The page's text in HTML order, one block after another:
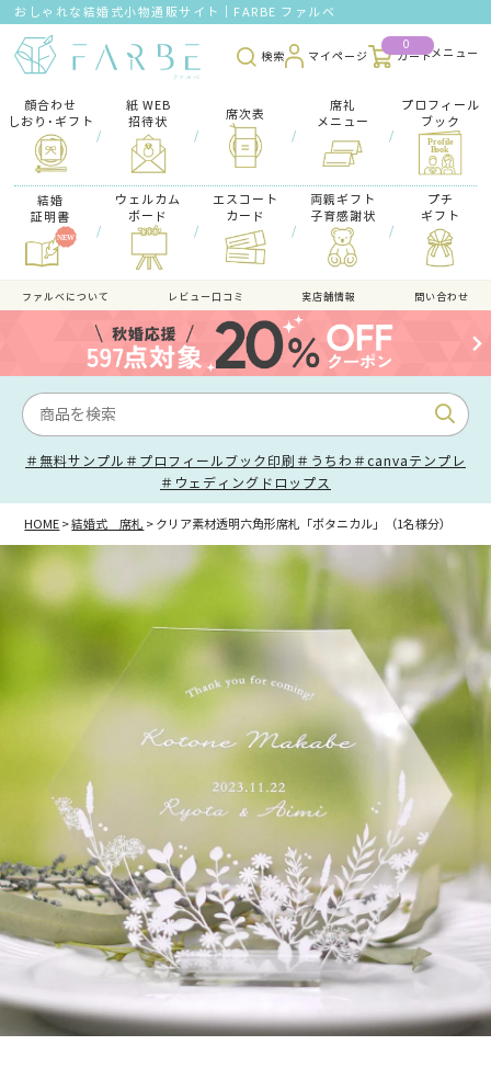
おしゃれな結婚式小物通販サイト｜FARBE ファルベ
検索 マイページ
0
カート
顔合わせ
しおり･ギフト
/
紙 WEB
招待状
/
席次表
/
席礼
メニュー
/
プロフィール
ブック
結婚
証明書
/
ウェルカム
ボード
/
エスコート
カード
/
両親ギフト
子育感謝状
/
プチ
ギフト
ファルべについて レビュー口コミ 実店舗情報 問い合わせ
＃無料サンプル ＃プロフィールブック印刷 ＃うちわ ＃canvaテンプレ
＃ウェディングドロップス
HOME 結婚式 席札 クリア素材透明六角形席札「ボタニカル」（1名様分）